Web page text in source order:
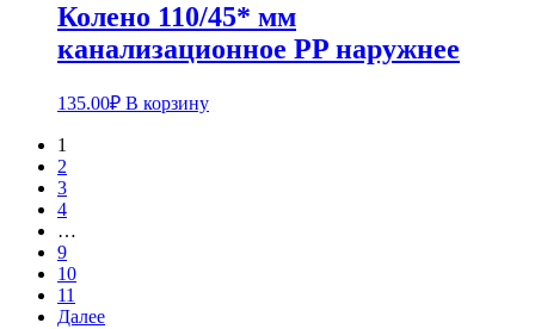
Колено 110/45* мм
канализационное PP наружнее
135.00₽ В корзину
1
2
3
4
…
9
10
11
Далее